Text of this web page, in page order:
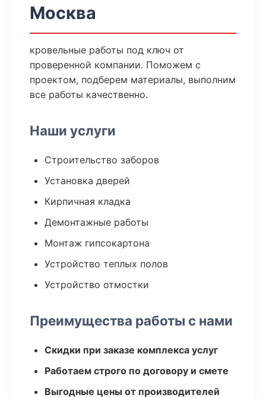
Москва
кровельные работы под ключ от
проверенной компании. Поможем с
проектом, подберем материалы, выполним
все работы качественно.
Наши услуги
Строительство заборов
Установка дверей
Кирпичная кладка
Демонтажные работы
Монтаж гипсокартона
Устройство теплых полов
Устройство отмостки
Преимущества работы с нами
Скидки при заказе комплекса услуг
Работаем строго по договору и смете
Выгодные цены от производителей